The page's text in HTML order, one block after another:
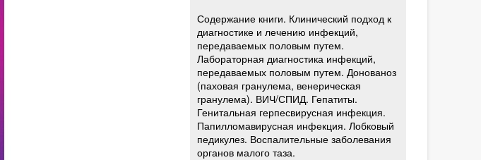
Содержание книги. Клинический подход к
диагностике и лечению инфекций,
передаваемых половым путем.
Лабораторная диагностика инфекций,
передаваемых половым путем. Донованоз
(паховая гранулема, венерическая
гранулема). ВИЧ/СПИД. Гепатиты.
Генитальная герпесвирусная инфекция.
Папилломавирусная инфекция. Лобковый
педикулез. Воспалительные заболевания
органов малого таза.